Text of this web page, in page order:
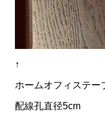
↑
ホームオフィステー
配線孔直径5cm